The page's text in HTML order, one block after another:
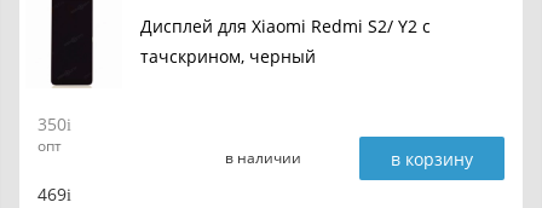
Дисплей для Xiaomi Redmi S2/ Y2 с
тачскрином, черный
350
опт
469
в наличии в корзину